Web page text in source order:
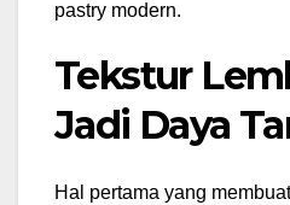
pastry modern.
Tekstur
Jadi Daya
Hal pertama yang